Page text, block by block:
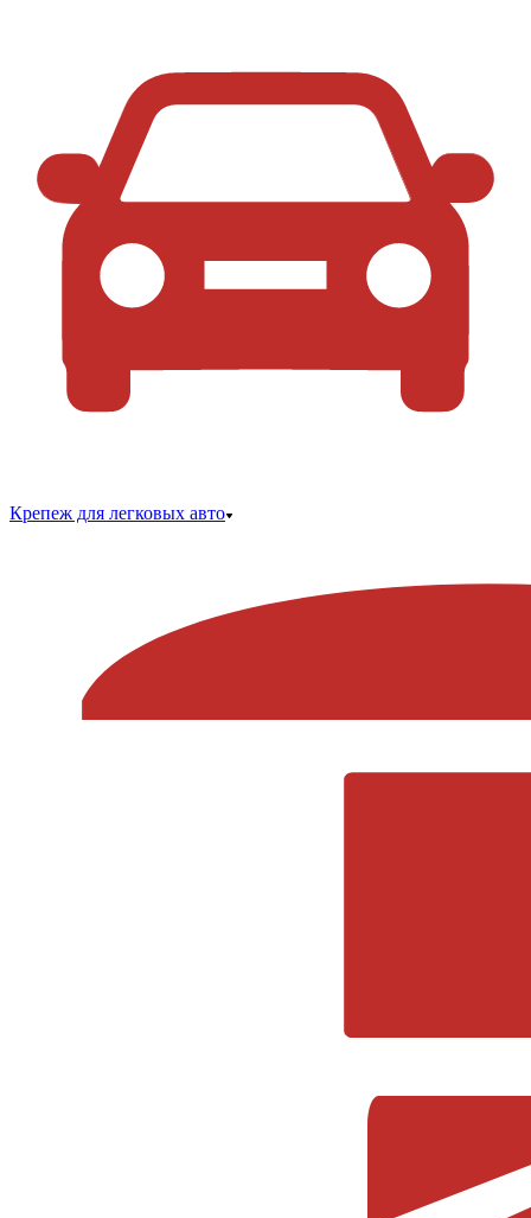
Крепеж для легковых авто